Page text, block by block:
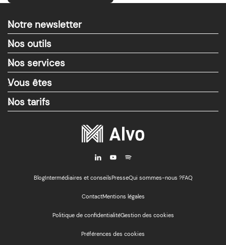
>
Notre newsletter
>
Nos outils
>
Nos services
>
Vous êtes
>
Nos tarifs
i y M
BlogIntermédiaires et conseilsPresseQui sommes-nous ?FAQ
ContactMentions légales
Politique de confidentialitéGestion des cookies
Préférences des cookies